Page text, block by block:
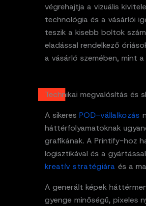
végrehajtja a vizuális
technológia és a vásárlói
teszik a kisebb boltok
eladással rendelkező
a vásárló szemében, mint a
Technikai megvalósítás és
A sikeres POD-vállalkozás
háttérfolyamatoknak
grafikának. A Printify-hoz
logisztikával és a
kreatív stratégiára és a
A generált képek
gyenge minőségű, pixeles